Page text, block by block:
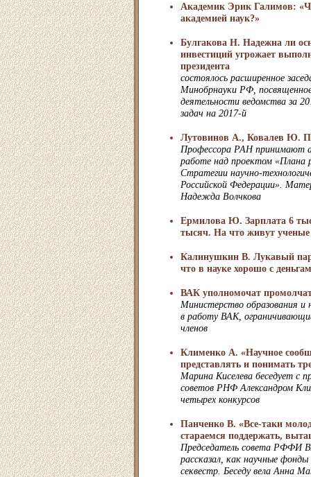
Академик Эрик Галимов:
академией наук?»
Булгакова Н. Надежна ли
инвестиций угрожает
президента
состоялось расширенное
Минобрнауки РФ,
деятельности ведомства за
задач на 2017-й
Лутовинов А., Ковалев Ю.
Профессора РАН принимают
работе над проектом «Плана
Стратегии научно-
Российской Федерации».
Надежда Волчкова
Ермилова Ю. Зарплата 6
тысяч. На что живут ученые
Калинушкин В. Лукавый
что в науке хорошо с
ВАК уполномочат
Министерство образования и
в работу ВАК,
членов
Клименко А. «Научное
представлять и понимать
Марина Киселева беседует с
советов РНФ Александром
четырех конкурсов
Панченко В. «Все-таки
стараемся поддержать,
Председатель совета РФФИ
рассказал, как научные
секвестр. Беседу вела Анна